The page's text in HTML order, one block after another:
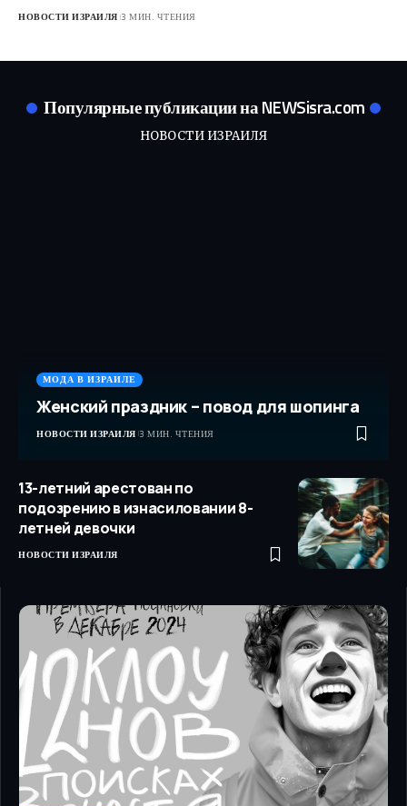
НОВОСТИ ИЗРАИЛЯ 3 МИН. ЧТЕНИЯ
Популярные публикации на NEWSisra.com
НОВОСТИ ИЗРАИЛЯ
МОДА В ИЗРАИЛЕ
Женский праздник – повод для шопинга
НОВОСТИ ИЗРАИЛЯ 3 МИН. ЧТЕНИЯ
13-летний арестован по
подозрению в изнасиловании 8-
летней девочки
НОВОСТИ ИЗРАИЛЯ